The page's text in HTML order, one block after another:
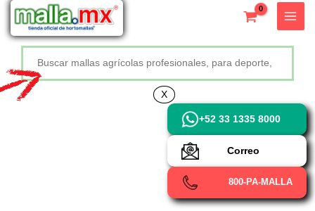
contenido
X
+52 800 726 2552
+52 33 1335 8000
Correo
800-PA-MALLA
X